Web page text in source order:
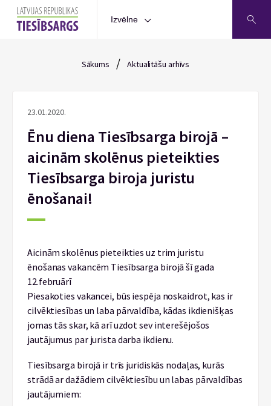
Izvēlne
Sākums / Aktualitāšu arhīvs
23.01.2020.
Ēnu diena Tiesībsarga birojā –
aicinām skolēnus pieteikties
Tiesībsarga biroja juristu
ēnošanai!
Aicinām skolēnus pieteikties uz trim juristu
ēnošanas vakancēm Tiesībsarga birojā šī gada
12.februārī
Piesakoties vakancei, būs iespēja noskaidrot, kas ir
cilvēktiesības un laba pārvaldība, kādas ikdienišķas
jomas tās skar, kā arī uzdot sev interešējošos
jautājumus par jurista darba ikdienu.
Tiesībsarga birojā ir trīs juridiskās nodaļas, kurās
strādā ar dažādiem cilvēktiesību un labas pārvaldības
jautājumiem: